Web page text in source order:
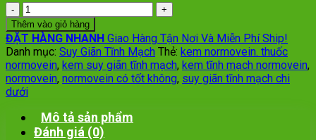
Số
lượng
Thêm vào giỏ hàng
ĐẶT HÀNG NHANH Giao Hàng Tận Nơi Và Miễn Phí Ship!
Danh mục: Suy Giãn Tĩnh Mạch Thẻ: kem normovein. thuốc
normovein, kem suy giãn tĩnh mạch, kem tĩnh mạch normovein,
normovein, normovein có tốt không, suy giãn tĩnh mạch chi
dưới
Mô tả sản phẩm
Đánh giá (0)